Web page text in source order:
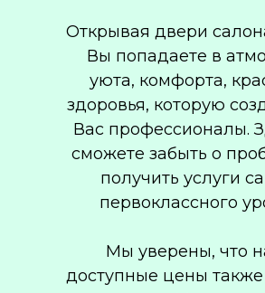
Открывая двери
Вы попадаете в
уюта, комфорта,
здоровья, которую
Вас профессионалы.
сможете забыть о
получить услуги
первоклассного
Мы уверены, что
доступные цены